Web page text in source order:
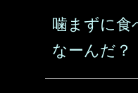
噛まずに食
なーんだ？